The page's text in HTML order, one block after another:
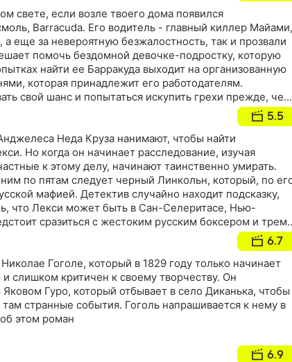
свете, если возле твоего дома появился
Barracuda. Его водитель - главный киллер Майами,
а еще за невероятную безжалостность, так и прозвали
помочь бездомной девочке-подростку, которую
найти ее Барракуда выходит на организованную
которая принадлежит его работодателям.
свой шанс и попытаться искупить грехи прежде, чем
5.5
Неда Круза нанимают, чтобы найти
Но когда он начинает расследование, изучая
к этому делу, начинают таинственно умирать.
по пятам следует черный Линкольн, который, по
мафией. Детектив случайно находит подсказку,
что Лекси может быть в Сан-Селеритасе, Нью-
сразиться с жестоким русским боксером и тремя
полиции. Разгадка тайны обойдется в десять
долларов чистой прибыли и, возможно, сможет все
6.7
Гоголе, который в 1829 году только начинает
и слишком критичен к своему творчеству. Он
Гуро, который отбывает в село Диканька, чтобы
странные события. Гоголь напрашивается к нему в
этом роман
6.9